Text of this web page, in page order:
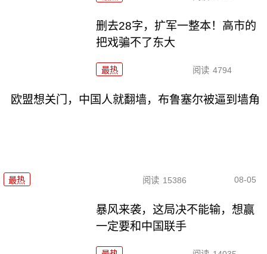
删去28字，扩军一整本！高市的
把戏骗不了东大
最热 阅读 4794
欧盟想关门，中国人就翻墙，布鲁塞尔被逼到墙角
最热 阅读 15386 08-05
暴风来袭，这局决不能输，想赢
一定要和中国联手